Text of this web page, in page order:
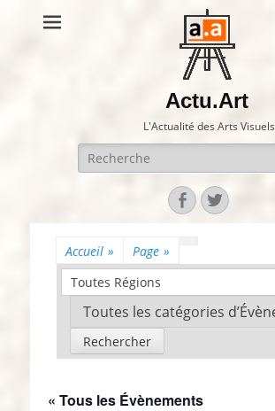
Actu.Art
L'Actualité des Arts Visuels
Recherche
pour:
Facebook
Twitter
Accueil » Page »
Toutes Régions
« Tous les Évènements